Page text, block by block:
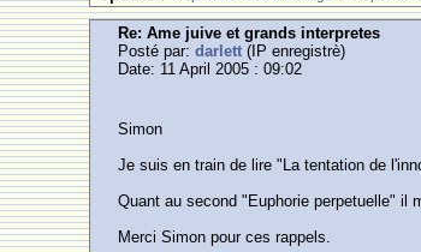
Re: Ame juive et grands interpretes
Posté par:darlett (IP enregistrè)
Date: 11 April 2005 : 09:02
Simon
Je suis en train de lire "La tentation de
Quant au second "Euphorie perpetuelle" il
Merci Simon pour ces rappels.